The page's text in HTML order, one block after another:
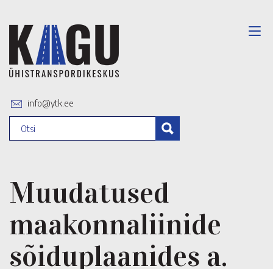
info@ytk.ee
Muudatused
maakonnaliinide
sõiduplaanides a.